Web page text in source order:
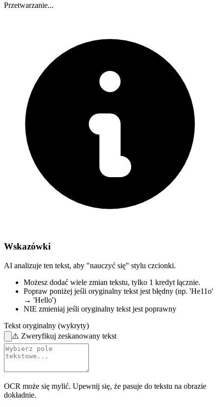
Przetwarzanie...
Wskazówki
AI analizuje ten tekst, aby "nauczyć się" stylu czcionki.
Możesz dodać wiele zmian tekstu, tylko 1 kredyt łącznie.
Popraw poniżej jeśli oryginalny tekst jest błędny (np. 'He11o'
→ 'Hello')
NIE zmieniaj jeśli oryginalny tekst jest poprawny
Tekst oryginalny (wykryty)
⚠️ Zweryfikuj zeskanowany tekst
OCR może się mylić. Upewnij się, że pasuje do tekstu na obrazie
dokładnie.